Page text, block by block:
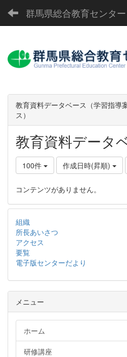
群馬県総合教育センター
教育資料データベース（学習指導
ス）
教育資料データ
100件 作成日時(昇順)
コンテンツがありません。
組織
所長あいさつ
アクセス
要覧
電子版センターだより
メニュー
ホーム
研修講座